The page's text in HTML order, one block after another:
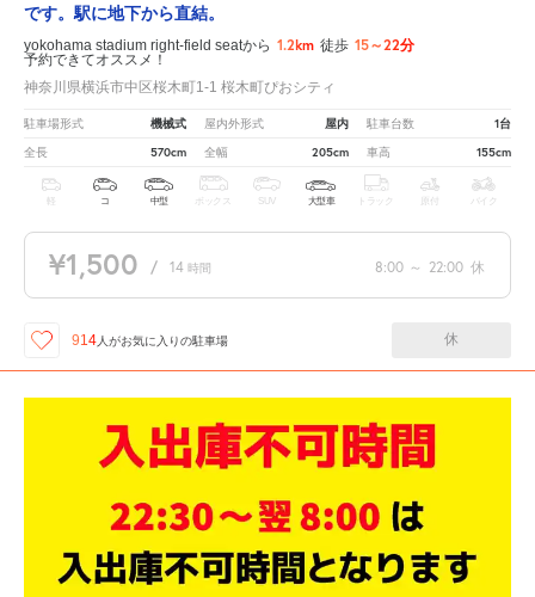
です。駅に地下から直結。
yokohama stadium right-field seatから 1.2km 徒歩 15～22分
予約できてオススメ！
神奈川県横浜市中区桜木町1-1 桜木町ぴおシティ
駐車場形式 機械式 屋内外形式 屋内 駐車台数 1台
全長 570cm 全幅 205cm 車高 155cm
軽 コ 中型 ボックス SUV 大型車 トラック 原付 バイク
¥1,500 / 14 時間 8:00 ～ 22:00 休
914 人がお気に入りの駐車場 休